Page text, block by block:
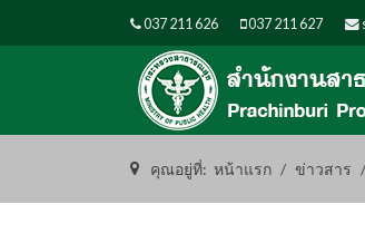
037 211 626 037 211 627
คุณอยู่ที่: หน้าแรก ข่าวสาร